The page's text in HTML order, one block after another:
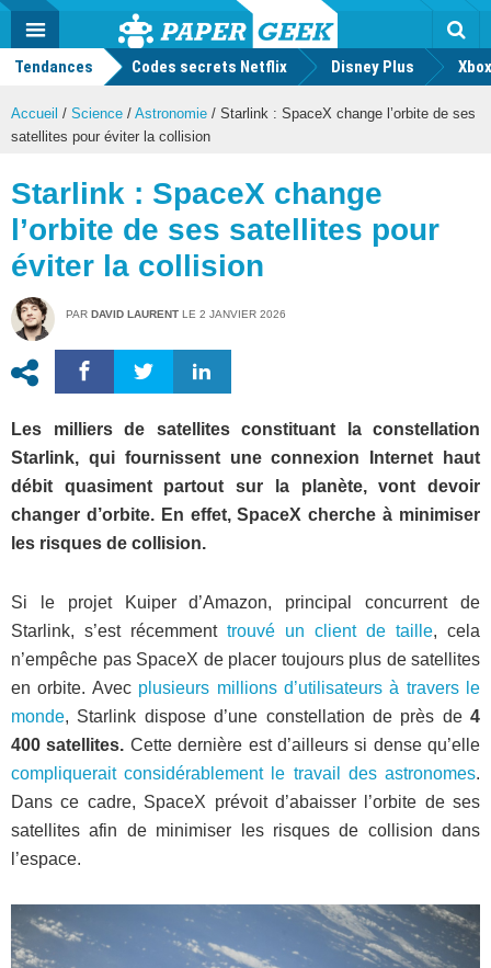
Actu
geek
MENU
Tendances Codes secrets Netflix Disney Plus
Accueil / Science / Astronomie / Starlink : SpaceX change l’orbite de ses
satellites pour éviter la collision
Starlink : SpaceX change
l’orbite de ses satellites pour
éviter la collision
PAR DAVID LAURENT LE 2 JANVIER 2026
Les milliers de satellites constituant la constellation
Starlink, qui fournissent une connexion Internet haut
débit quasiment partout sur la planète, vont devoir
changer d’orbite. En effet, SpaceX cherche à minimiser
les risques de collision.
Si le projet Kuiper d’Amazon, principal concurrent de
Starlink, s’est récemment trouvé un client de taille, cela
n’empêche pas SpaceX de placer toujours plus de satellites
en orbite. Avec plusieurs millions d’utilisateurs à travers le
monde, Starlink dispose d’une constellation de près de 4
400 satellites. Cette dernière est d’ailleurs si dense qu’elle
compliquerait considérablement le travail des astronomes.
Dans ce cadre, SpaceX prévoit d’abaisser l’orbite de ses
satellites afin de minimiser les risques de collision dans
l’espace.
Mode
FacebookTwitter Youtube